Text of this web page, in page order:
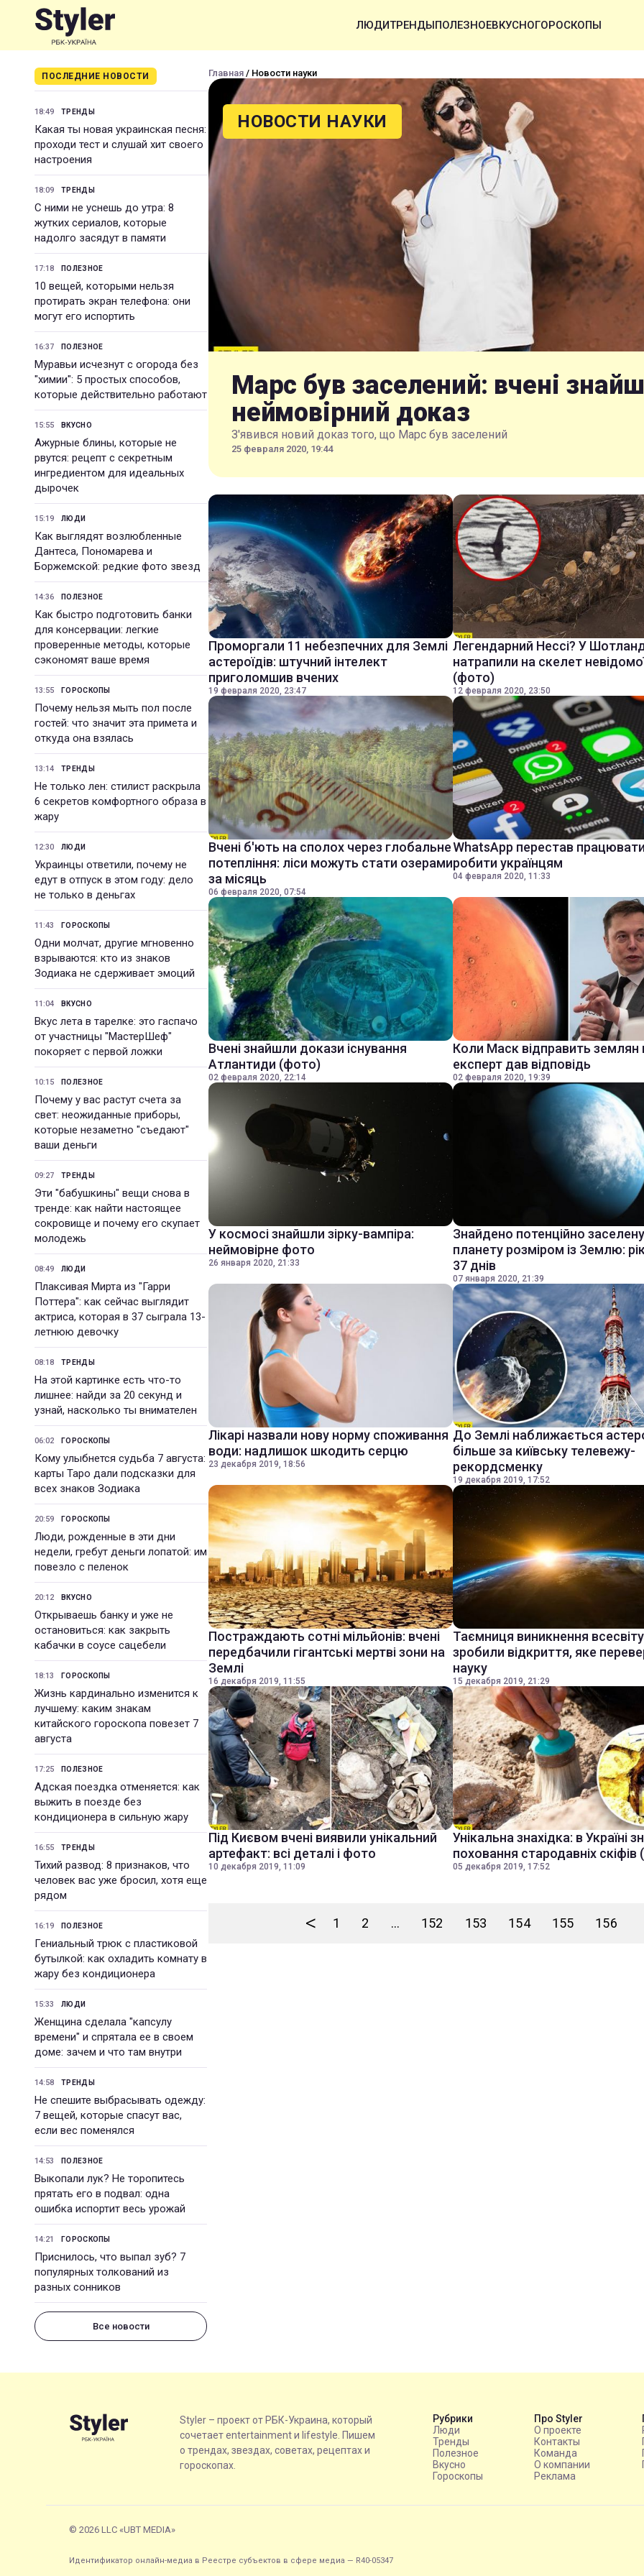
ЛЮДИТРЕНДЫПОЛЕЗНОЕВКУСНОГОРОСКОПЫ
ПОСЛЕДНИЕ НОВОСТИ
18:49 ТРЕНДЫ
Какая ты новая украинская песня:
проходи тест и слушай хит своего
настроения
18:09 ТРЕНДЫ
С ними не уснешь до утра: 8
жутких сериалов, которые
надолго засядут в памяти
17:18 ПОЛЕЗНОЕ
10 вещей, которыми нельзя
протирать экран телефона: они
могут его испортить
16:37 ПОЛЕЗНОЕ
Муравьи исчезнут с огорода без
"химии": 5 простых способов,
которые действительно работают
15:55 ВКУСНО
Ажурные блины, которые не
рвутся: рецепт с секретным
ингредиентом для идеальных
дырочек
15:19 ЛЮДИ
Как выглядят возлюбленные
Дантеса, Пономарева и
Боржемской: редкие фото звезд
14:36 ПОЛЕЗНОЕ
Как быстро подготовить банки
для консервации: легкие
проверенные методы, которые
сэкономят ваше время
13:55 ГОРОСКОПЫ
Почему нельзя мыть пол после
гостей: что значит эта примета и
откуда она взялась
13:14 ТРЕНДЫ
Не только лен: стилист раскрыла
6 секретов комфортного образа в
жару
12:30 ЛЮДИ
Украинцы ответили, почему не
едут в отпуск в этом году: дело
не только в деньгах
11:43 ГОРОСКОПЫ
Одни молчат, другие мгновенно
взрываются: кто из знаков
Зодиака не сдерживает эмоций
11:04 ВКУСНО
Вкус лета в тарелке: это гаспачо
от участницы "МастерШеф"
покоряет с первой ложки
10:15 ПОЛЕЗНОЕ
Почему у вас растут счета за
свет: неожиданные приборы,
которые незаметно "съедают"
ваши деньги
09:27 ТРЕНДЫ
Эти "бабушкины" вещи снова в
тренде: как найти настоящее
сокровище и почему его скупает
молодежь
08:49 ЛЮДИ
Плаксивая Мирта из "Гарри
Поттера": как сейчас выглядит
актриса, которая в 37 сыграла 13-
летнюю девочку
08:18 ТРЕНДЫ
На этой картинке есть что-то
лишнее: найди за 20 секунд и
узнай, насколько ты внимателен
06:02 ГОРОСКОПЫ
Кому улыбнется судьба 7 августа:
карты Таро дали подсказки для
всех знаков Зодиака
20:59 ГОРОСКОПЫ
Люди, рожденные в эти дни
недели, гребут деньги лопатой: им
повезло с пеленок
20:12 ВКУСНО
Открываешь банку и уже не
остановиться: как закрыть
кабачки в соусе сацебели
18:13 ГОРОСКОПЫ
Жизнь кардинально изменится к
лучшему: каким знакам
китайского гороскопа повезет 7
августа
17:25 ПОЛЕЗНОЕ
Адская поездка отменяется: как
выжить в поезде без
кондиционера в сильную жару
16:55 ТРЕНДЫ
Тихий развод: 8 признаков, что
человек вас уже бросил, хотя еще
рядом
16:19 ПОЛЕЗНОЕ
Гениальный трюк с пластиковой
бутылкой: как охладить комнату в
жару без кондиционера
15:33 ЛЮДИ
Женщина сделала "капсулу
времени" и спрятала ее в своем
доме: зачем и что там внутри
14:58 ТРЕНДЫ
Не спешите выбрасывать одежду:
7 вещей, которые спасут вас,
если вес поменялся
14:53 ПОЛЕЗНОЕ
Выкопали лук? Не торопитесь
прятать его в подвал: одна
ошибка испортит весь урожай
14:21 ГОРОСКОПЫ
Приснилось, что выпал зуб? 7
популярных толкований из
разных сонников
Все новости
Главная / Новости науки
НОВОСТИ НАУКИ
Марс був заселений: вчені
неймовірний доказ
З'явився новий доказ того, що Марс був заселений
25 февраля 2020, 19:44
Проморгали 11 небезпечних для Землі
астероїдів: штучний інтелект
приголомшив вчених
19 февраля 2020, 23:47
Легендарний Нессі? У
натрапили на скелет
(фото)
12 февраля 2020, 23:50
Вчені б'ють на сполох через глобальне
потепління: ліси можуть стати озерами
за місяць
06 февраля 2020, 07:54
WhatsApp перестав
робити українцям
04 февраля 2020, 11:33
Вчені знайшли докази існування
Атлантиди (фото)
02 февраля 2020, 22:14
Коли Маск відправить землян
експерт дав відповідь
02 февраля 2020, 19:39
У космосі знайшли зірку-вампіра:
неймовірне фото
26 января 2020, 21:33
Знайдено потенційно заселену
планету розміром із Землю:
37 днів
07 января 2020, 21:39
Лікарі назвали нову норму споживання
води: надлишок шкодить серцю
23 декабря 2019, 18:56
До Землі наближається
більше за київську телевежу-
рекордсменку
19 декабря 2019, 17:52
Постраждають сотні мільйонів: вчені
передбачили гігантські мертві зони на
Землі
16 декабря 2019, 11:55
Таємниця виникнення
зробили відкриття, яке
науку
15 декабря 2019, 21:29
Під Києвом вчені виявили унікальний
артефакт: всі деталі і фото
10 декабря 2019, 11:09
Унікальна знахідка: в Україні
поховання стародавніх
05 декабря 2019, 17:52
< 1 2 ... 152 153 154 155 156
Styler – проект от РБК-Украина, который
сочетает entertainment и lifestyle. Пишем
о трендах, звездах, советах, рецептах и
гороскопах.
Рубрики
Люди
Тренды
Полезное
Вкусно
Гороскопы
Про Styler
О проекте
Контакты
Команда
О компании
Реклама
© 2026 LLC «UBT MEDIA»
Идентификатор онлайн-медиа в Реестре субъектов в сфере медиа — R40-05347